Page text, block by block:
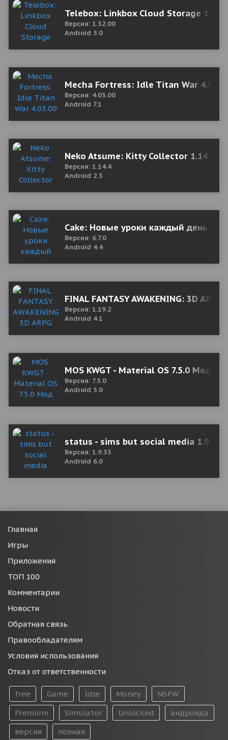
Telebox: Linkbox Cloud Storage
Версия: 1.52.00
Android 5.0
Mecha Fortress: Idle Titan War
Версия: 4.03.00
Android 7.1
Neko Atsume: Kitty Collector 1.14.4
Версия: 1.14.4
Android 2.3
Cake: Новые уроки каждый день
Версия: 6.7.0
Android 4.4
FINAL FANTASY AWAKENING: 3D
Версия: 1.19.2
Android 4.1
MOS KWGT - Material OS 7.5.0 Мод
Версия: 7.5.0
Android 5.0
status - sims but social media 1.9.53
Версия: 1.9.53
Android 6.0
Главная
Игры
Приложения
ТОП 100
Комментарии
Новости
Обратная связь
Правообладателям
Условия использования
Отказ от ответственности
free Game Idle Money
NSFW
Premium
Simulator Unlocked
андроида
версия
полная